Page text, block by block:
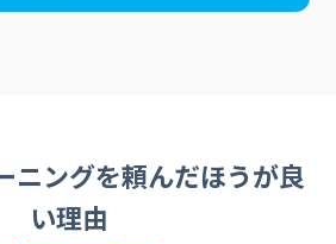
ニングを頼んだほうが良
い理由